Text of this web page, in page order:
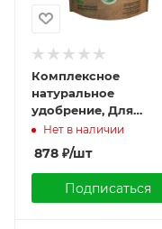
Комплексное
натуральное
удобрение, Для
хвойных, 2,8кг.,
Органик микс
Нет в наличии
878 ₽/шт
Подписаться